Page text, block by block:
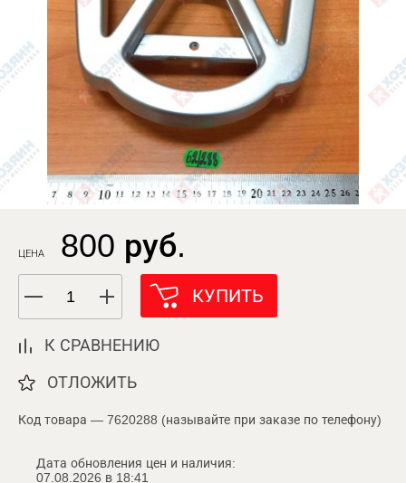
ЦЕНА 800 руб.
КУПИТЬ
К СРАВНЕНИЮ
ОТЛОЖИТЬ
Код товара — 7620288 (называйте при заказе по телефону)
Дата обновления цен и наличия:
07.08.2026 в 18:41